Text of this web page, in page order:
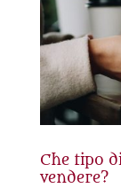
Che tipo
vendere?